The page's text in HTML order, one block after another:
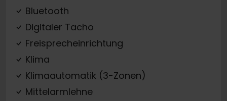
Bluetooth
Digitaler Tacho
Freisprecheinrichtung
Klima
Klimaautomatik (3-Zonen)
Mittelarmlehne